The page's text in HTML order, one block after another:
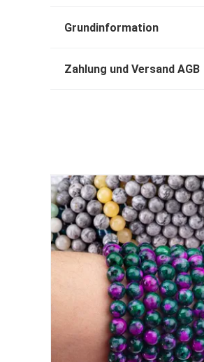
Grundinformation
Zahlung und Versand AGB